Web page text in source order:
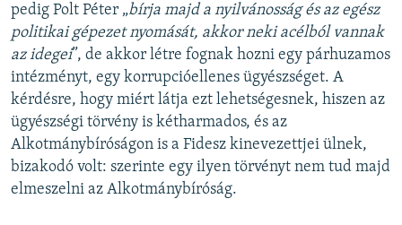
pedig Polt Péter „bírja majd a nyilvánosság és az egész
politikai gépezet nyomását, akkor neki acélból vannak
az idegei”, de akkor létre fognak hozni egy párhuzamos
intézményt, egy korrupcióellenes ügyészséget. A
kérdésre, hogy miért látja ezt lehetségesnek, hiszen az
ügyészségi törvény is kétharmados, és az
Alkotmánybíróságon is a Fidesz kinevezettjei ülnek,
bizakodó volt: szerinte egy ilyen törvényt nem tud majd
elmeszelni az Alkotmánybíróság.